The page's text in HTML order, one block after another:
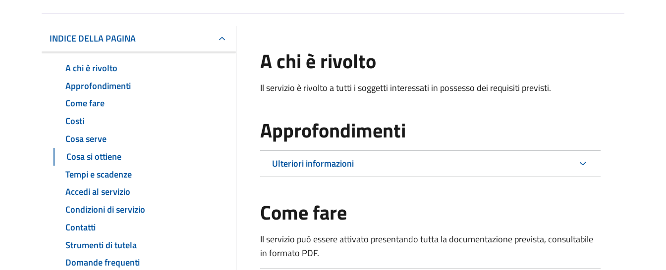
INDICE DELLA PAGINA
A chi è rivolto
Approfondimenti
Come fare
Costi
Cosa serve
Cosa si ottiene
Tempi e scadenze
Accedi al servizio
Condizioni di servizio
Contatti
Strumenti di tutela
Domande frequenti
A chi è rivolto
Il servizio è rivolto a tutti i soggetti interessati in possesso dei requisiti previsti.
Approfondimenti
Ulteriori informazioni
Come fare
Il servizio può essere attivato presentando tutta la documentazione prevista, consultabile
in formato PDF.